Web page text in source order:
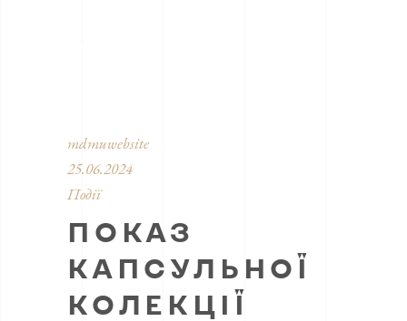
mdmuwebsite
25.06.2024
Події
ПОКАЗ
КАПСУЛЬНОЇ
КОЛЕКЦІЇ